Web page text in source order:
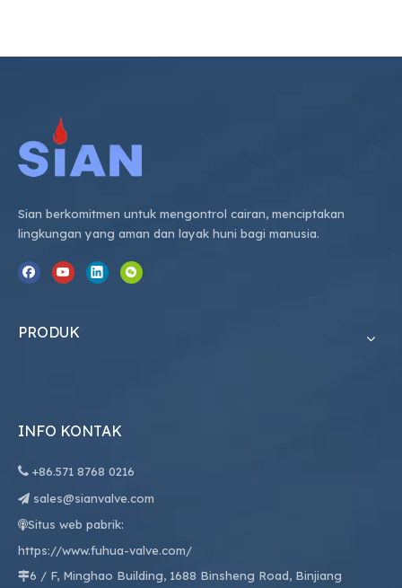
Sian berkomitmen untuk mengontrol cairan, menciptakan
lingkungan yang aman dan layak huni bagi manusia.
PRODUK
INFO KONTAK
 +86.571 8768 0216
 sales@sianvalve.com
Situs web pabrik:
https://www.fuhua-valve.com/
6 / F, Minghao Building, 1688 Binsheng Road, Binjiang